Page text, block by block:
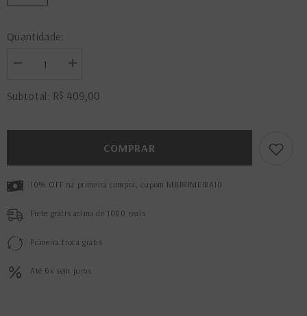
Quantidade:
Diminuir
de
Kakhi/Pistache
Aumentar
de
Kakhi/Pistache
Subtotal: R$ 409,00
COMPRAR
10% OFF na primeira compra, cupom MBPRIMEIRA10
Frete grátis acima de 1000 reais
Primeira troca grátis
Até 6x sem juros